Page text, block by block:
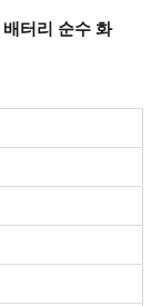
터리 순수 화